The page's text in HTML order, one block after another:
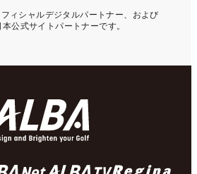
ィシャルデジタルパートナー、および
本公式サイトパートナーです。